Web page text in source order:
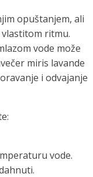
opuštanjem, ali
ritmu.
vode može
miris lavande
i odvajanje
vode.